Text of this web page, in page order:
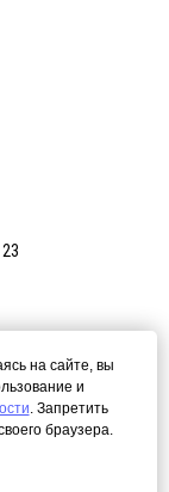
на сайте, вы
и
. Запретить
браузера.